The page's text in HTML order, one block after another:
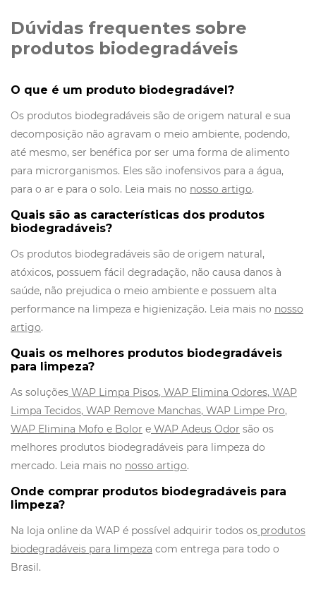
Dúvidas frequentes sobre
produtos biodegradáveis
O que é um produto biodegradável?
Os produtos biodegradáveis são de origem natural e sua
decomposição não agravam o meio ambiente, podendo,
até mesmo, ser benéfica por ser uma forma de alimento
para microrganismos. Eles são inofensivos para a água,
para o ar e para o solo. Leia mais no nosso artigo.
Quais são as características dos produtos
biodegradáveis?
Os produtos biodegradáveis são de origem natural,
atóxicos, possuem fácil degradação, não causa danos à
saúde, não prejudica o meio ambiente e possuem alta
performance na limpeza e higienização. Leia mais no nosso
artigo.
Quais os melhores produtos biodegradáveis
para limpeza?
As soluções WAP Limpa Pisos, WAP Elimina Odores, WAP
Limpa Tecidos, WAP Remove Manchas, WAP Limpe Pro,
WAP Elimina Mofo e Bolor e WAP Adeus Odor são os
melhores produtos biodegradáveis para limpeza do
mercado. Leia mais no nosso artigo.
Onde comprar produtos biodegradáveis para
limpeza?
Na loja online da WAP é possível adquirir todos os produtos
biodegradáveis para limpeza com entrega para todo o
Brasil.